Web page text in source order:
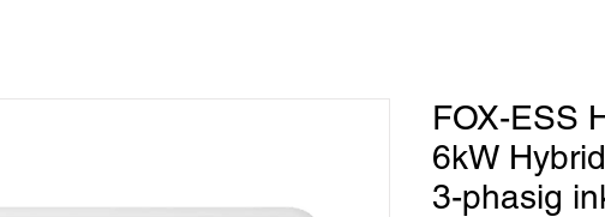
FOX-ESS
6kW
3-phasig